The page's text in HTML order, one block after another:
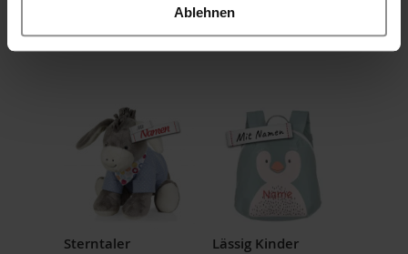
Ablehnen
VERWANDTE PRODUKTE
Sterntaler
Lässig Kinder